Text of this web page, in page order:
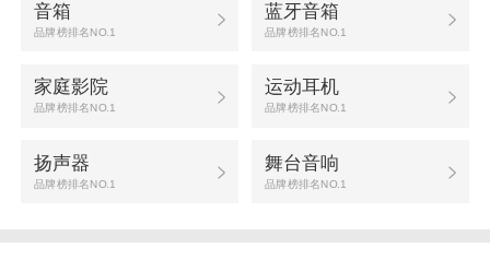
音箱
品牌榜排名NO.1
蓝牙音箱
品牌榜排名NO.1
家庭影院
品牌榜排名NO.1
运动耳机
品牌榜排名NO.1
扬声器
品牌榜排名NO.1
舞台音响
品牌榜排名NO.1